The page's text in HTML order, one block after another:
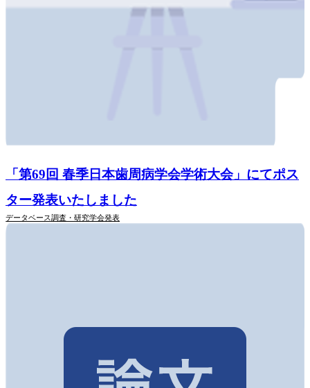
「第69回 春季日本歯周病学会学術大会」にてポス
ター発表いたしました
データベース調査・研究学会発表